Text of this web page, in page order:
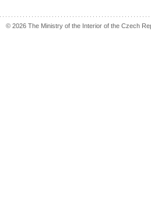
© 2026 The Ministry of the Interior of the Czech